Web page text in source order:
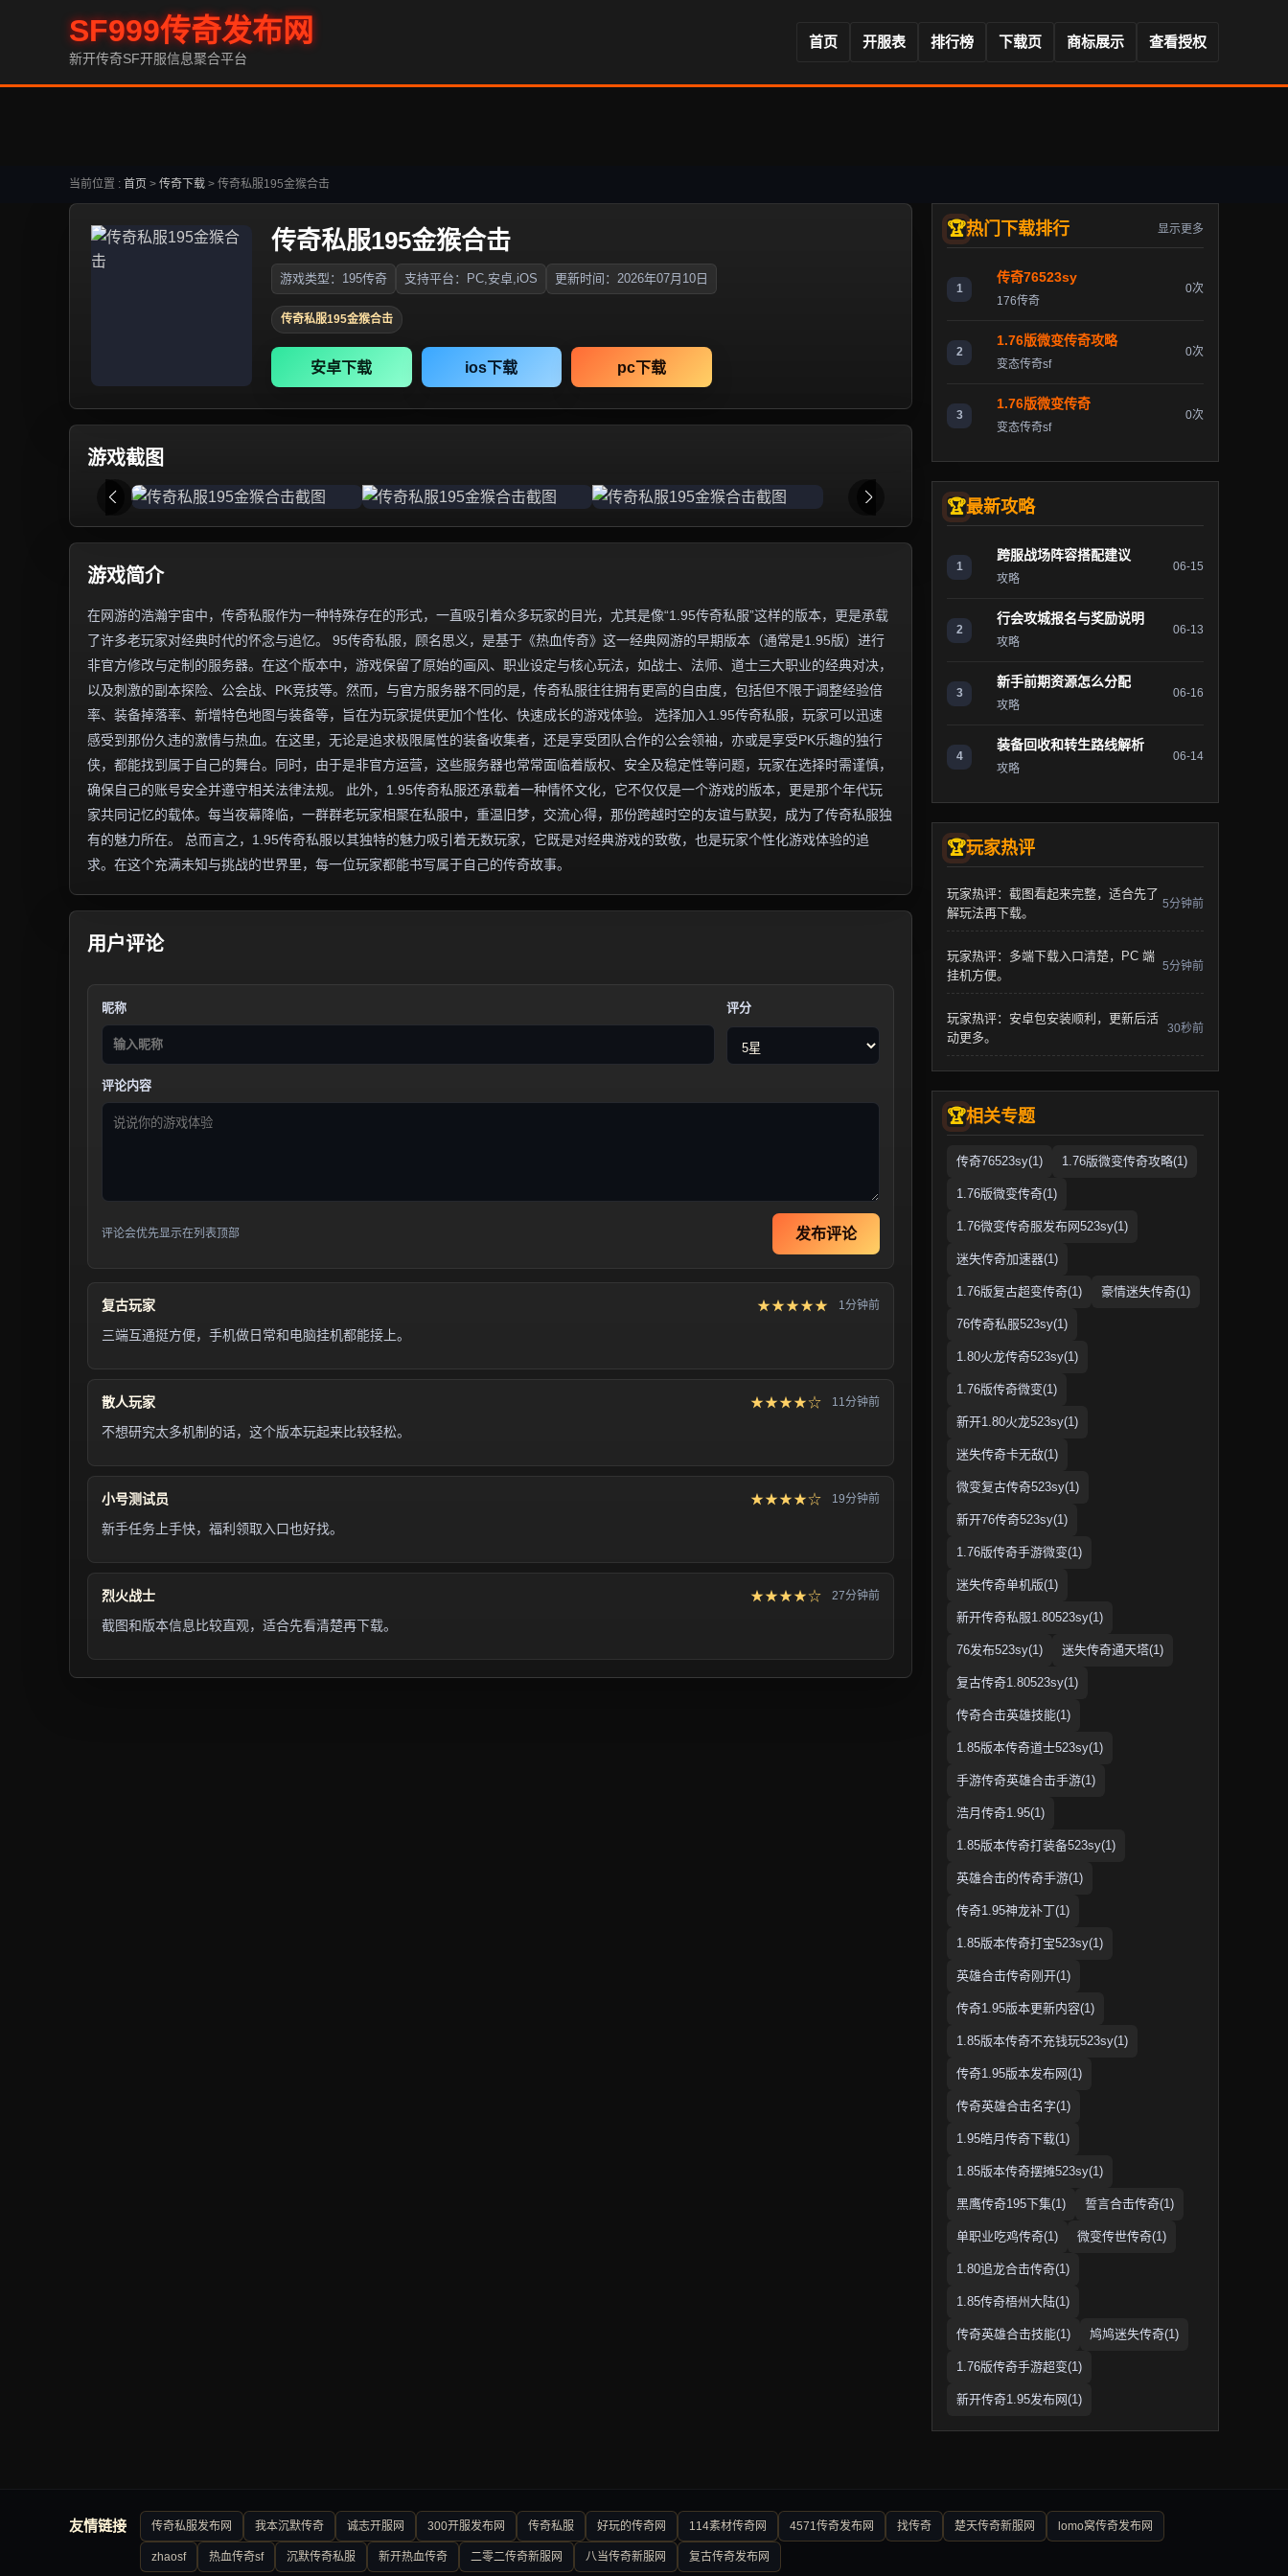
SF999传奇发布网
新开传奇SF开服信息聚合平台
首页 开服表 排行榜 下载页 商标展示 查看授权
当前位置 : 首页 > 传奇下载 > 传奇私服195金猴合击
传奇私服195金猴合击
游戏类型：195传奇 支持平台：PC,安卓,iOS 更新时间：2026年07月10日
传奇私服195金猴合击
安卓下载 ios下载 pc下载
游戏截图
游戏简介
在网游的浩瀚宇宙中，传奇私服作为一种特殊存在的形式，一直吸引着众多玩家的目光，尤其是像“1.95传奇私服”这样的版本，更是承载
了许多老玩家对经典时代的怀念与追忆。 95传奇私服，顾名思义，是基于《热血传奇》这一经典网游的早期版本（通常是1.95版）进行
非官方修改与定制的服务器。在这个版本中，游戏保留了原始的画风、职业设定与核心玩法，如战士、法师、道士三大职业的经典对决，
以及刺激的副本探险、公会战、PK竞技等。然而，与官方服务器不同的是，传奇私服往往拥有更高的自由度，包括但不限于调整经验倍
率、装备掉落率、新增特色地图与装备等，旨在为玩家提供更加个性化、快速成长的游戏体验。 选择加入1.95传奇私服，玩家可以迅速
感受到那份久违的激情与热血。在这里，无论是追求极限属性的装备收集者，还是享受团队合作的公会领袖，亦或是享受PK乐趣的独行
侠，都能找到属于自己的舞台。同时，由于是非官方运营，这些服务器也常常面临着版权、安全及稳定性等问题，玩家在选择时需谨慎，
确保自己的账号安全并遵守相关法律法规。 此外，1.95传奇私服还承载着一种情怀文化，它不仅仅是一个游戏的版本，更是那个年代玩
家共同记忆的载体。每当夜幕降临，一群群老玩家相聚在私服中，重温旧梦，交流心得，那份跨越时空的友谊与默契，成为了传奇私服独
有的魅力所在。 总而言之，1.95传奇私服以其独特的魅力吸引着无数玩家，它既是对经典游戏的致敬，也是玩家个性化游戏体验的追
求。在这个充满未知与挑战的世界里，每一位玩家都能书写属于自己的传奇故事。
用户评论
昵称 评分
评论内容
评论会优先显示在列表顶部 发布评论
复古玩家 ★★★★★ 1分钟前
三端互通挺方便，手机做日常和电脑挂机都能接上。
散人玩家 ★★★★☆ 11分钟前
不想研究太多机制的话，这个版本玩起来比较轻松。
小号测试员 ★★★★☆ 19分钟前
新手任务上手快，福利领取入口也好找。
烈火战士 ★★★★☆ 27分钟前
截图和版本信息比较直观，适合先看清楚再下载。
热门下载排行 显示更多
1
传奇76523sy
176传奇
0次
2
1.76版微变传奇攻略
变态传奇sf
0次
3
1.76版微变传奇
变态传奇sf
0次
最新攻略
1
跨服战场阵容搭配建议
攻略
06-15
2
行会攻城报名与奖励说明
攻略
06-13
3
新手前期资源怎么分配
攻略
06-16
4
装备回收和转生路线解析
攻略
06-14
玩家热评
玩家热评：截图看起来完整，适合先了
解玩法再下载。
5分钟前
玩家热评：多端下载入口清楚，PC 端
挂机方便。
5分钟前
玩家热评：安卓包安装顺利，更新后活
动更多。
30秒前
相关专题
传奇76523sy(1) 1.76版微变传奇攻略(1)
1.76版微变传奇(1)
1.76微变传奇服发布网523sy(1)
迷失传奇加速器(1)
1.76版复古超变传奇(1) 豪情迷失传奇(1)
76传奇私服523sy(1)
1.80火龙传奇523sy(1)
1.76版传奇微变(1)
新开1.80火龙523sy(1)
迷失传奇卡无敌(1)
微变复古传奇523sy(1)
新开76传奇523sy(1)
1.76版传奇手游微变(1)
迷失传奇单机版(1)
新开传奇私服1.80523sy(1)
76发布523sy(1) 迷失传奇通天塔(1)
复古传奇1.80523sy(1)
传奇合击英雄技能(1)
1.85版本传奇道士523sy(1)
手游传奇英雄合击手游(1)
浩月传奇1.95(1)
1.85版本传奇打装备523sy(1)
英雄合击的传奇手游(1)
传奇1.95神龙补丁(1)
1.85版本传奇打宝523sy(1)
英雄合击传奇刚开(1)
传奇1.95版本更新内容(1)
1.85版本传奇不充钱玩523sy(1)
传奇1.95版本发布网(1)
传奇英雄合击名字(1)
1.95皓月传奇下载(1)
1.85版本传奇摆摊523sy(1)
黑鹰传奇195下集(1) 誓言合击传奇(1)
单职业吃鸡传奇(1) 微变传世传奇(1)
1.80追龙合击传奇(1)
1.85传奇梧州大陆(1)
传奇英雄合击技能(1) 鸠鸠迷失传奇(1)
1.76版传奇手游超变(1)
新开传奇1.95发布网(1)
友情链接 传奇私服发布网 我本沉默传奇 诚志开服网 300开服发布网 传奇私服 好玩的传奇网 114素材传奇网 4571传奇发布网 找传奇 楚天传奇新服网 lomo窝传奇发布网
zhaosf 热血传奇sf 沉默传奇私服 新开热血传奇 二零二传奇新服网 八当传奇新服网 复古传奇发布网